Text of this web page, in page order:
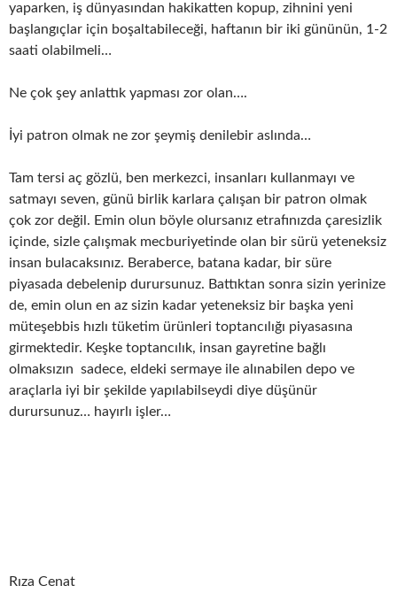
yaparken, iş dünyasından hakikatten kopup, zihnini yeni
başlangıçlar için boşaltabileceği, haftanın bir iki gününün, 1-2
saati olabilmeli…
Ne çok şey anlattık yapması zor olan….
İyi patron olmak ne zor şeymiş denilebir aslında…
Tam tersi aç gözlü, ben merkezci, insanları kullanmayı ve
satmayı seven, günü birlik karlara çalışan bir patron olmak
çok zor değil. Emin olun böyle olursanız etrafınızda çaresizlik
içinde, sizle çalışmak mecburiyetinde olan bir sürü yeteneksiz
insan bulacaksınız. Beraberce, batana kadar, bir süre
piyasada debelenip durursunuz. Battıktan sonra sizin yerinize
de, emin olun en az sizin kadar yeteneksiz bir başka yeni
müteşebbis hızlı tüketim ürünleri toptancılığı piyasasına
girmektedir. Keşke toptancılık, insan gayretine bağlı
olmaksızın sadece, eldeki sermaye ile alınabilen depo ve
araçlarla iyi bir şekilde yapılabilseydi diye düşünür
durursunuz… hayırlı işler…
Rıza Cenat